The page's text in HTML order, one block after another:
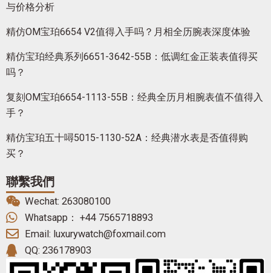
与价格分析
精仿OM宝珀6654 V2值得入手吗？月相全历腕表深度体验
精仿宝珀经典系列6651-3642-55B：低调红金正装表值得买
吗？
复刻OM宝珀6654-1113-55B：经典全历月相腕表值不值得入
手？
精仿宝珀五十噚5015-1130-52A：经典潜水表是否值得购
买？
聯繫我們
Wechat: 263080100
Whatsapp： +44 7565718893
Email: luxurywatch@foxmail.com
QQ: 236178903